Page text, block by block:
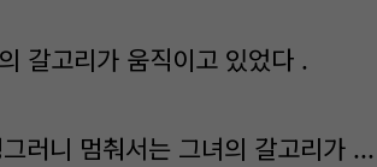
갈고리가 움직이고 있었다 .
러니 멈춰서는 그녀의 갈고리가